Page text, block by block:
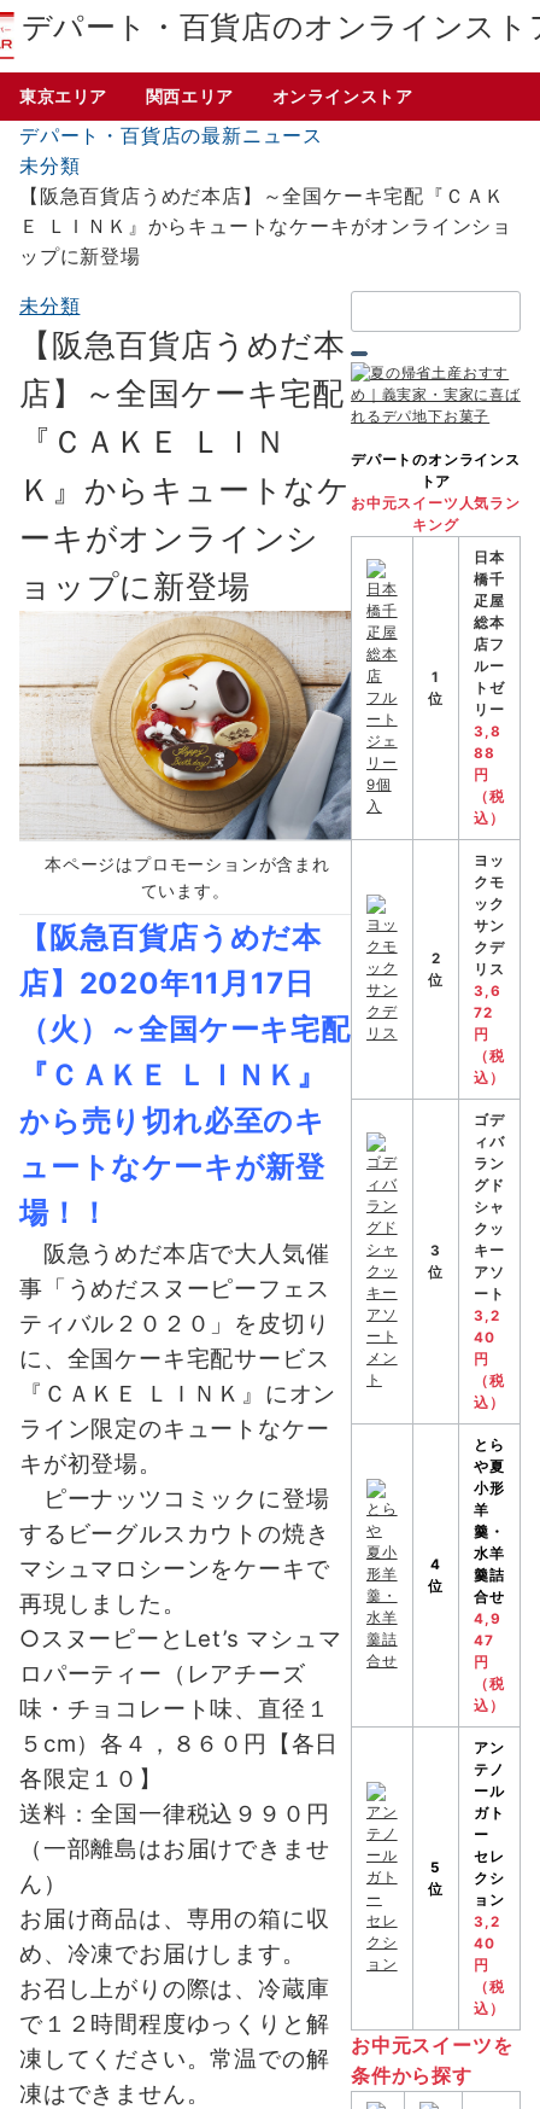
デパート・百貨店のオンラインスト
東京エリア 関西エリア オンラインストア
デパート・百貨店の最新ニュース
未分類
【阪急百貨店うめだ本店】～全国ケーキ宅配『ＣＡＫ
Ｅ ＬＩＮＫ』からキュートなケーキがオンラインショ
ップに新登場
未分類
【阪急百貨店うめだ本
店】～全国ケーキ宅配
『ＣＡＫＥ ＬＩＮ
Ｋ』からキュートなケ
ーキがオンラインシ
ョップに新登場
本ページはプロモーションが含まれ
ています。
【阪急百貨店うめだ本
店】2020年11月17日
（火）～全国ケーキ宅配
『ＣＡＫＥ ＬＩＮＫ』
から売り切れ必至のキ
ュートなケーキが新登
場！！
阪急うめだ本店で大人気催
事「うめだスヌーピーフェス
ティバル２０２０」を皮切り
に、全国ケーキ宅配サービス
『ＣＡＫＥ ＬＩＮＫ』にオン
ライン限定のキュートなケー
キが初登場。
ピーナッツコミックに登場
するビーグルスカウトの焼き
マシュマロシーンをケーキで
再現しました。
○スヌーピーとLet’s マシュマ
ロパーティー （レアチーズ
味・チョコレート味、直径１
５cm）各４，８６０円【各日
各限定１０】
送料：全国一律税込９９０円
（一部離島はお届けできませ
ん）
お届け商品は、専用の箱に収
め、冷凍でお届けします。
お召し上がりの際は、冷蔵庫
で１２時間程度ゆっくりと解
凍してください。常温での解
凍はできません。
索：
デパートのオンラインス
トア
お中元スイーツ人気ラン
キング
1
位
日本
橋千
疋屋
総本
店フ
ルー
トゼ
リー
3,8
88
円
（税
込）
2
位
ヨッ
クモ
ック
サン
クデ
リス
3,6
72
円
（税
込）
3
位
ゴデ
ィバ
ラン
グド
シャ
クッ
キー
アソ
ート
3,2
40
円
（税
込）
4
位
とら
や夏
小形
羊
羹・
水羊
羹詰
合せ
4,9
47
円
（税
込）
5
位
アン
テノ
ール
ガト
ー
セレ
クシ
ョン
3,2
40
円
（税
込）
お中元スイーツを
条件から探す